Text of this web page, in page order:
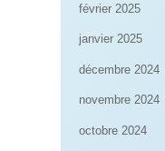
février 2025
janvier 2025
décembre 2024
novembre 2024
octobre 2024